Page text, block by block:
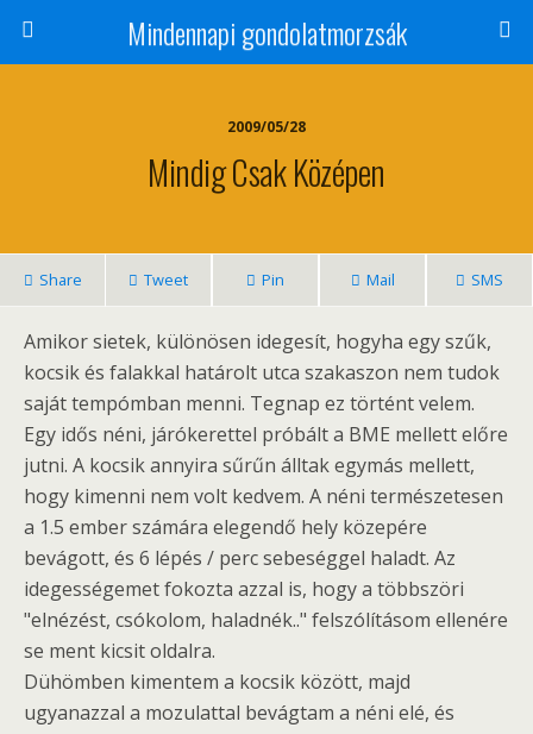
Mindennapi gondolatmorzsák
2009/05/28
Mindig Csak Középen
Share Tweet Pin Mail SMS
Amikor sietek, különösen idegesít, hogyha egy szűk,
kocsik és falakkal határolt utca szakaszon nem tudok
saját tempómban menni. Tegnap ez történt velem.
Egy idős néni, járókerettel próbált a BME mellett előre
jutni. A kocsik annyira sűrűn álltak egymás mellett,
hogy kimenni nem volt kedvem. A néni természetesen
a 1.5 ember számára elegendő hely közepére
bevágott, és 6 lépés / perc sebeséggel haladt. Az
idegességemet fokozta azzal is, hogy a többszöri
"elnézést, csókolom, haladnék.." felszólításom ellenére
se ment kicsit oldalra.
Dühömben kimentem a kocsik között, majd
ugyanazzal a mozulattal bevágtam a néni elé, és